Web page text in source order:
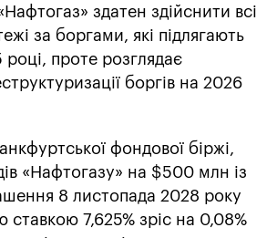
здатен здійснити всі
за боргами, які підлягають
році, проте розглядає
боргів на 2026
фондової біржі,
«Нафтогазу» на $500 млн із
8 листопада 2028 року
ставкою 7,625% зріс на 0,08%